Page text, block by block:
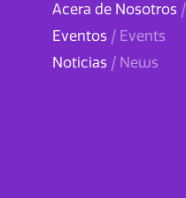
Acera de Nosotros
Eventos / Events
Noticias / News